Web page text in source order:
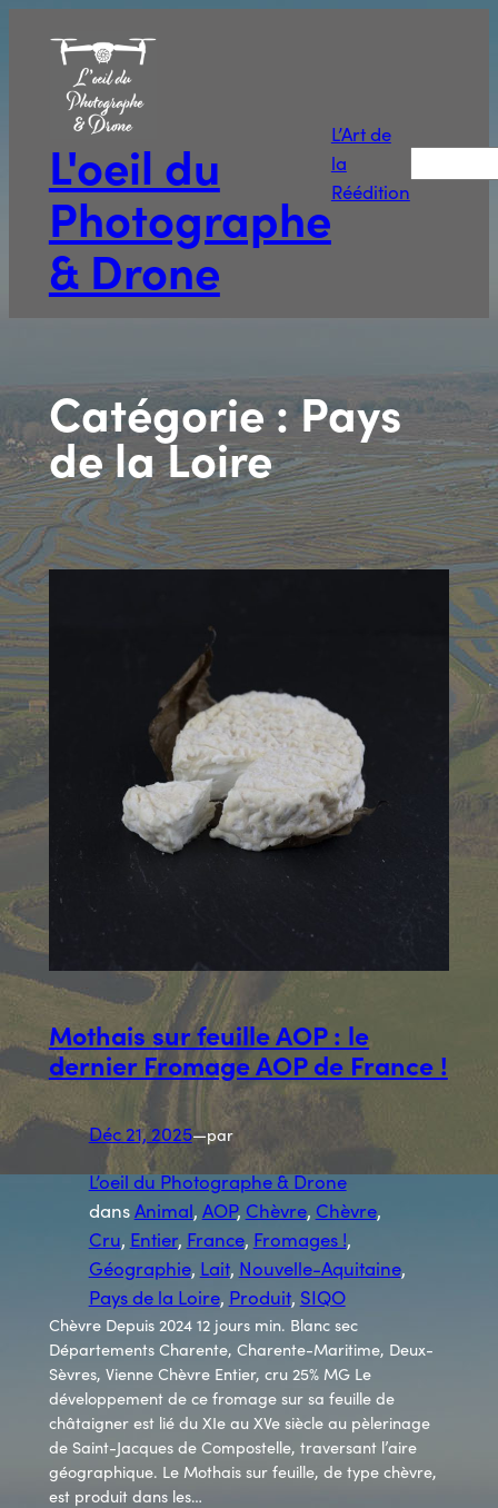
contenu
L'oeil du
Photographe
& Drone
L’Art de
la
Réédition
Catégorie :Pays
de la Loire
Mothais sur feuille AOP : le
dernier Fromage AOP de France !
Déc 21, 2025—par
L’oeil du Photographe & Drone
dansAnimal, AOP, Chèvre, Chèvre
Cru, Entier, France, Fromages !
Géographie, Lait, Nouvelle-Aquitaine
Pays de la Loire, Produit, SIQO
Chèvre Depuis 2024 12 jours min. Blanc sec
Départements Charente, Charente-Maritime, Deux-
Sèvres, Vienne Chèvre Entier, cru 25% MG Le
développement de ce fromage sur sa feuille de
châtaigner est lié du XIe au XVe siècle au pèlerinage
de Saint-Jacques de Compostelle, traversant l’aire
géographique. Le Mothais sur feuille, de type chèvre,
est produit dans les…